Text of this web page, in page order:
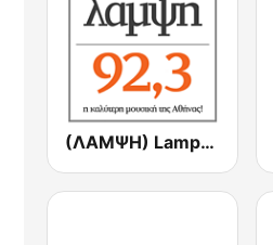
(ΛΑΜΨΗ) Lampsi 92.3 FM